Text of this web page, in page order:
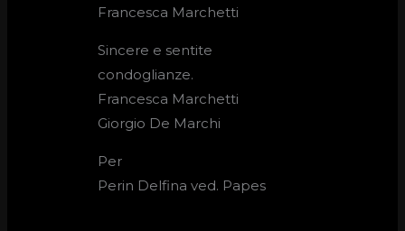
Francesca Marchetti
Sincere e sentite
condoglianze.
Francesca Marchetti
Giorgio De Marchi
Per
Perin Delfina ved. Papes